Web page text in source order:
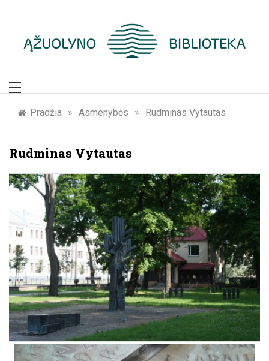
Žymūs Kauno
žmonės: atminimo
įamžinimas
Pradžia » Asmenybės » Rudminas Vytautas
Rudminas Vytautas